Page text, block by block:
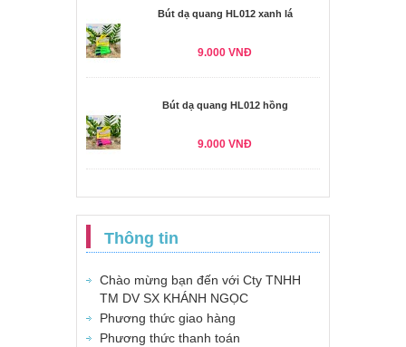
Bút dạ quang HL012 xanh lá
9.000 VNĐ
Bút dạ quang HL012 hồng
9.000 VNĐ
Thông tin
Chào mừng bạn đến với Cty TNHH
TM DV SX KHÁNH NGỌC
Phương thức giao hàng
Phương thức thanh toán